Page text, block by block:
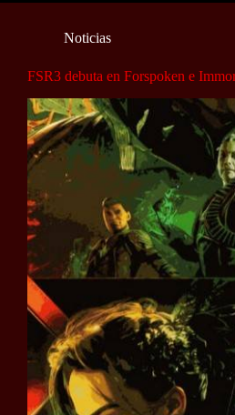
Noticias
FSR3 debuta en Forspoken e